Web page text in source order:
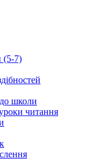
(5-7)
до школи
читання